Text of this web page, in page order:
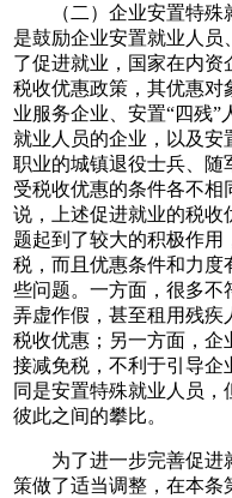
（二）企业安置特殊
是鼓励企业安置就业人员
了促进就业，国家在内资
税收优惠政策，其优惠对
业服务企业、安置“四残
就业人员的企业，以及
职业的城镇退役士兵、随
受税收优惠的条件各不
说，上述促进就业的税收
题起到了较大的积极作用
税，而且优惠条件和力度
些问题。一方面，很多不
弄虚作假，甚至租用残疾
税收优惠；另一方面，企
接减免税，不利于引导企
同是安置特殊就业人员
彼此之间的攀比。
为了进一步完善促进
策做了适当调整，在本条